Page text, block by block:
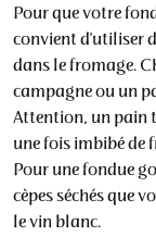
Pour que votre
convient d'utiliser
dans le fromage.
campagne ou un
Attention, un pain
une fois imbibé de
Pour une fondue
cèpes séchés que
le vin blanc.